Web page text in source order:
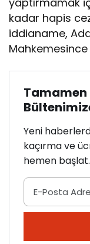
kadar hapis
iddianame,
Yeni
kaçırma ve
hemen başlat.